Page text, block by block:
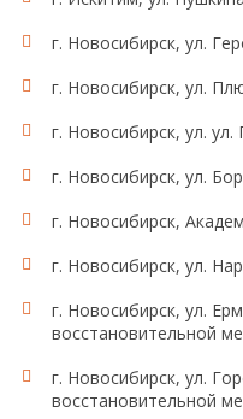
г. Новосибирск, ул.
г. Новосибирск, ул.
г. Новосибирск, ул.
г. Новосибирск, ул.
г. Новосибирск,
г. Новосибирск, ул.
г. Новосибирск, ул.
восстановительной
г. Новосибирск, ул.
восстановительной